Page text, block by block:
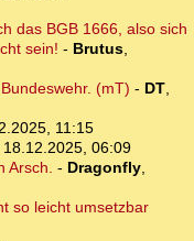
das BGB 1666, also sich
sein! - Brutus,
(mT) - DT,
11:15
18.12.2025, 06:09
Arsch. - Dragonfly,
so leicht umsetzbar